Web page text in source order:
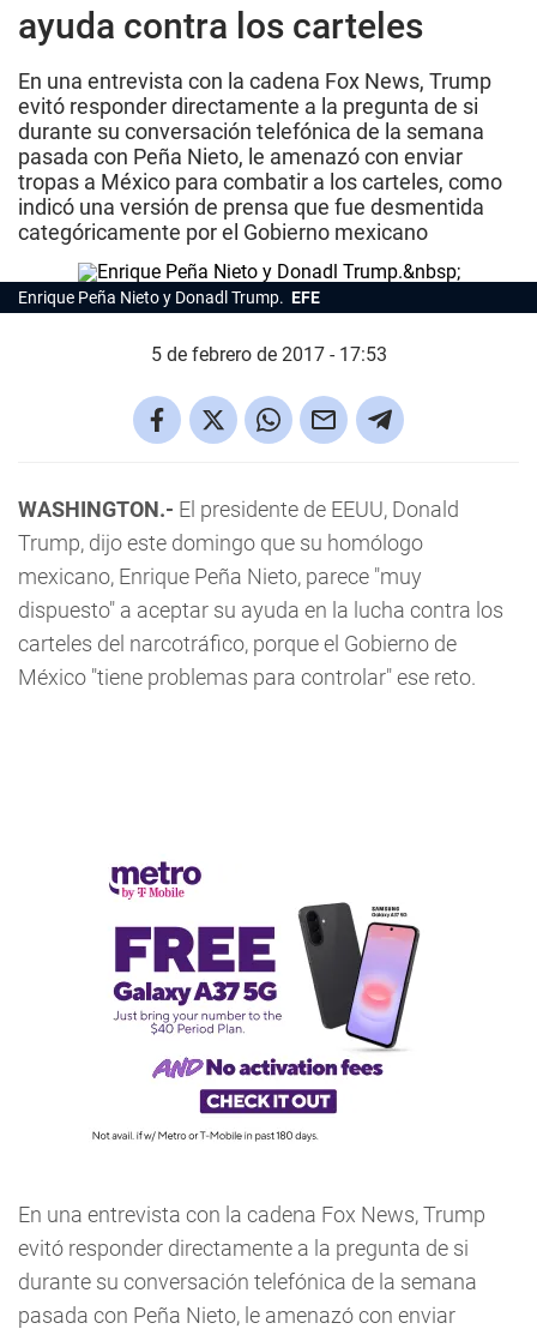
ayuda contra los carteles
En una entrevista con la cadena Fox News, Trump
evitó responder directamente a la pregunta de si
durante su conversación telefónica de la semana
pasada con Peña Nieto, le amenazó con enviar
tropas a México para combatir a los carteles, como
indicó una versión de prensa que fue desmentida
categóricamente por el Gobierno mexicano
Enrique Peña Nieto y Donadl Trump. EFE
5 de febrero de 2017 - 17:53
WASHINGTON.- El presidente de EEUU, Donald
Trump, dijo este domingo que su homólogo
mexicano, Enrique Peña Nieto, parece "muy
dispuesto" a aceptar su ayuda en la lucha contra los
carteles del narcotráfico, porque el Gobierno de
México "tiene problemas para controlar" ese reto.
En una entrevista con la cadena Fox News, Trump
evitó responder directamente a la pregunta de si
durante su conversación telefónica de la semana
pasada con Peña Nieto, le amenazó con enviar